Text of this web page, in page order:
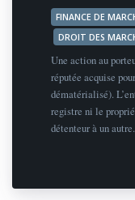
FINANCE DE
DROIT DES
Une action au
réputée acquise
dématérialisé).
registre ni le
détenteur à un autre.